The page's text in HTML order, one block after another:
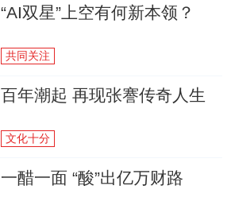
“AI双星”上空有何新本领？
共同关注
百年潮起 再现张謇传奇人生
文化十分
一醋一面 “酸”出亿万财路